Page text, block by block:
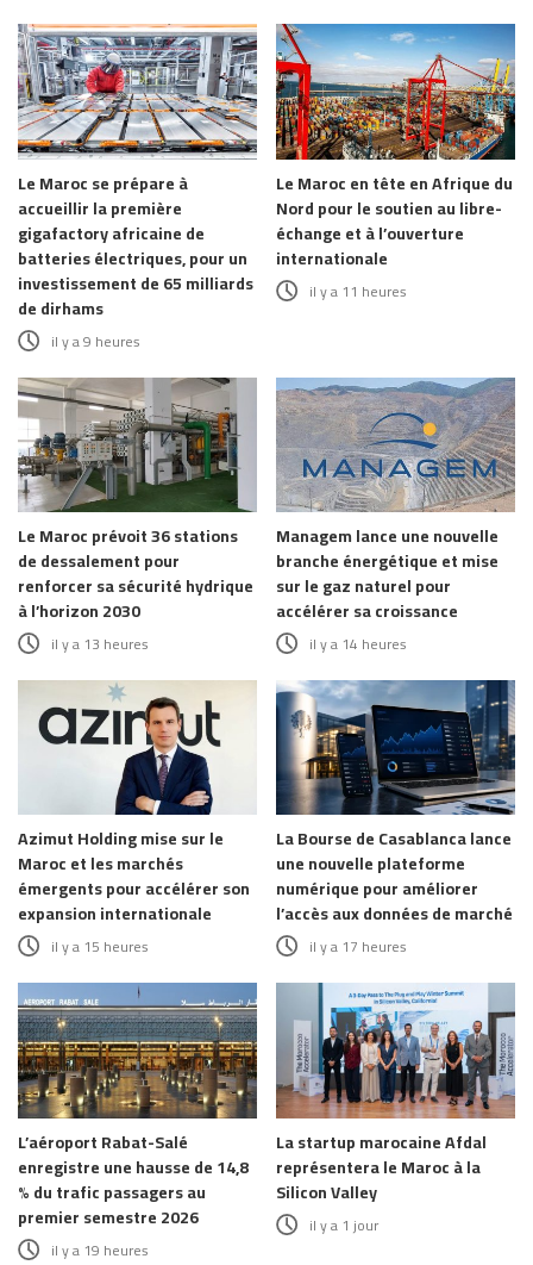
Le Maroc se prépare à
accueillir la première
gigafactory africaine de
batteries électriques, pour un
investissement de 65 milliards
de dirhams
il y a 9 heures
Le Maroc en tête en Afrique du
Nord pour le soutien au libre-
échange et à l’ouverture
internationale
il y a 11 heures
Le Maroc prévoit 36 stations
de dessalement pour
renforcer sa sécurité hydrique
à l’horizon 2030
il y a 13 heures
Managem lance une nouvelle
branche énergétique et mise
sur le gaz naturel pour
accélérer sa croissance
il y a 14 heures
Azimut Holding mise sur le
Maroc et les marchés
émergents pour accélérer son
expansion internationale
il y a 15 heures
La Bourse de Casablanca lance
une nouvelle plateforme
numérique pour améliorer
l’accès aux données de marché
il y a 17 heures
L’aéroport Rabat-Salé
enregistre une hausse de 14,8
% du trafic passagers au
premier semestre 2026
il y a 19 heures
La startup marocaine Afdal
représentera le Maroc à la
Silicon Valley
il y a 1 jour